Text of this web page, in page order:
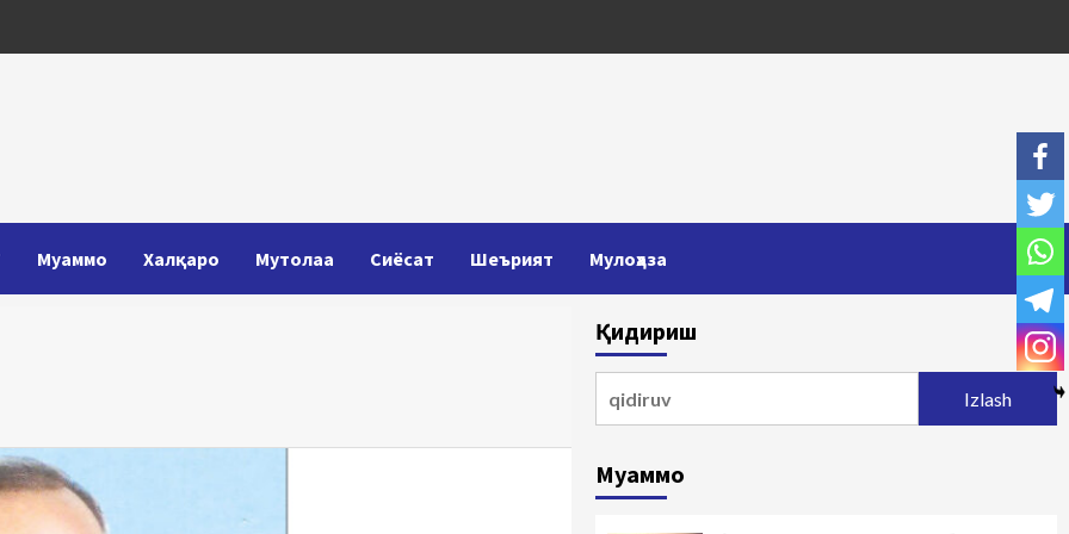
Муаммо Халқаро Мутолаа Сиёсат Шеърият Мулоҳаза
Қидириш
Муаммо